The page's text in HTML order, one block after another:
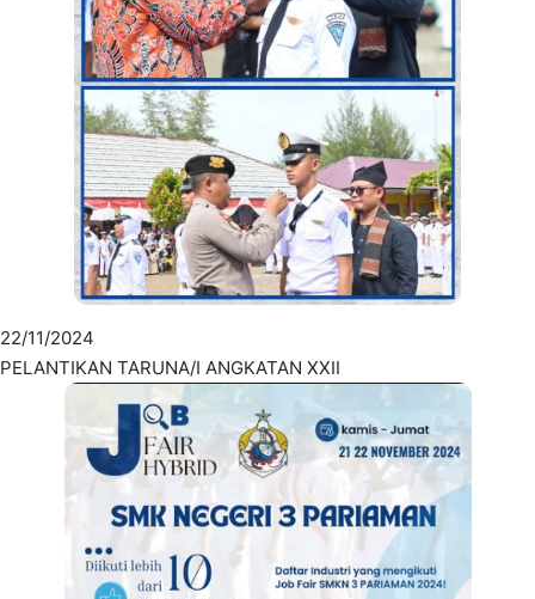
22/11/2024
PELANTIKAN TARUNA/I ANGKATAN XXII